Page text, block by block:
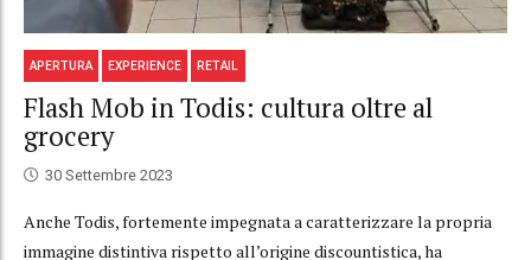
APERTURA EXPERIENCE RETAIL
Flash Mob in Todis: cultura oltre al
grocery
30 Settembre 2023
Anche Todis, fortemente impegnata a caratterizzare la propria
immagine distintiva rispetto all’origine discountistica, ha